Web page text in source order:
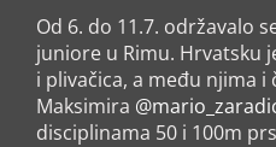
Od 6. do 11.7. održavalo
juniore u Rimu. Hrvatsku
i plivačica, a među njima i
Maksimira
disciplinama 50 i 100m